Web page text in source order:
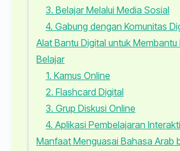
3. Belajar Melalui Media Sosial
4. Gabung dengan Komunitas
Alat Bantu Digital untuk Membantu
Belajar
1. Kamus Online
2. Flashcard Digital
3. Grup Diskusi Online
4. Aplikasi Pembelajaran
Manfaat Menguasai Bahasa Arab